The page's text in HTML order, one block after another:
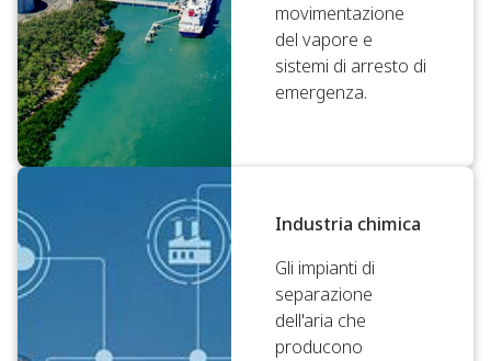
movimentazione
del vapore e
sistemi di arresto di
emergenza.
Industria chimica
Gli impianti di
separazione
dell'aria che
producono